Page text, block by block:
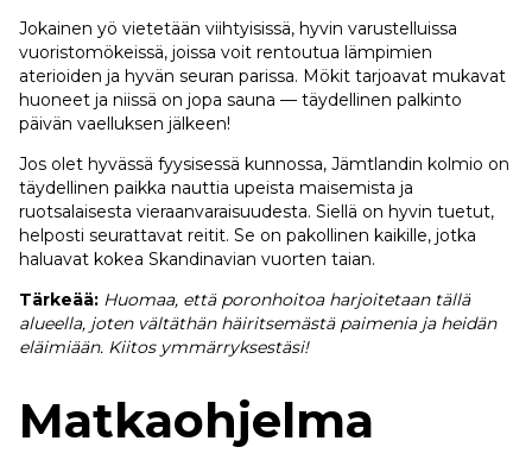
Jokainen yö vietetään viihtyisissä, hyvin varustelluissa
vuoristomökeissä, joissa voit rentoutua lämpimien
aterioiden ja hyvän seuran parissa. Mökit tarjoavat mukavat
huoneet ja niissä on jopa sauna — täydellinen palkinto
päivän vaelluksen jälkeen!
Jos olet hyvässä fyysisessä kunnossa, Jämtlandin kolmio on
täydellinen paikka nauttia upeista maisemista ja
ruotsalaisesta vieraanvaraisuudesta. Siellä on hyvin tuetut,
helposti seurattavat reitit. Se on pakollinen kaikille, jotka
haluavat kokea Skandinavian vuorten taian.
Tärkeää: Huomaa, että poronhoitoa harjoitetaan tällä
alueella, joten vältäthän häiritsemästä paimenia ja heidän
eläimiään. Kiitos ymmärryksestäsi!
Matkaohjelma